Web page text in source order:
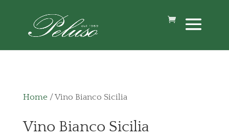
Home/ Vino Bianco Sicilia
Vino Bianco Sicilia